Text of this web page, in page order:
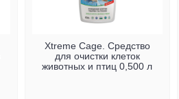
Xtreme Cage. Средство
для очистки клеток
животных и птиц 0,500 л